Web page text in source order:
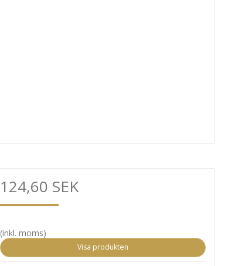
124,60 SEK
(inkl. moms)
Visa produkten